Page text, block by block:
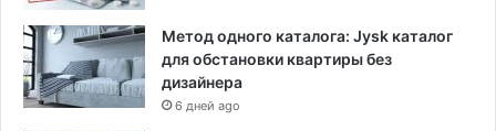
Метод одного каталога: Jysk каталог
для обстановки квартиры без
дизайнера
6 дней ago